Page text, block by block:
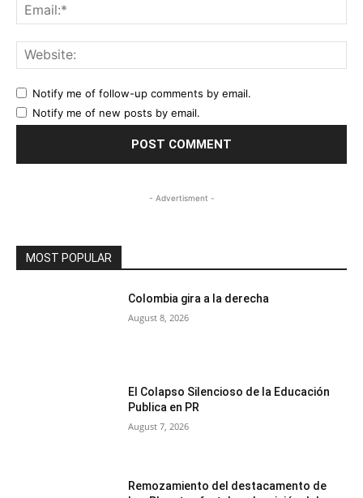
Notify me of follow-up comments by email.
Notify me of new posts by email.
- Advertisment -
MOST POPULAR
Colombia gira a la derecha
August 8, 2026
El Colapso Silencioso de la Educación
Publica en PR
August 7, 2026
Remozamiento del destacamento de